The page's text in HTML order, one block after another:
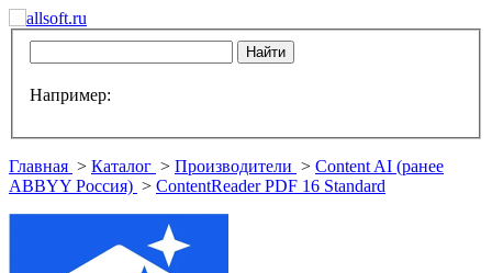
Например:
Главная > Каталог > Производители > Content AI (ранее
ABBYY Россия) > ContentReader PDF 16 Standard